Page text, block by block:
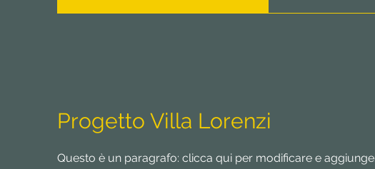
Progetto Villa Lorenzi
Questo è un paragrafo: clicca qui per modificare e